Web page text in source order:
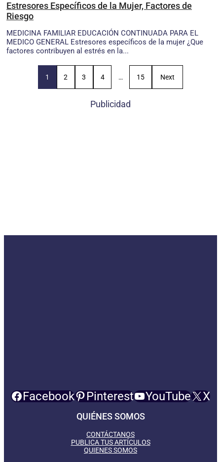
Estresores Específicos de la Mujer, Factores de
Riesgo
MEDICINA FAMILIAR EDUCACIÓN CONTINUADA PARA EL
MEDICO GENERAL Estresores específicos de la mujer ¿Que
factores contribuyen al estrés en la...
1 2 3 4 … 15 Next
Publicidad
Facebook Pinterest YouTube X
QUIÉNES SOMOS
CONTÁCTANOS
PUBLICA TUS ARTÍCULOS
QUIENES SOMOS